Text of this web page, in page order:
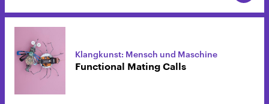
Klangkunst: Mensch und Maschine
Functional Mating Calls